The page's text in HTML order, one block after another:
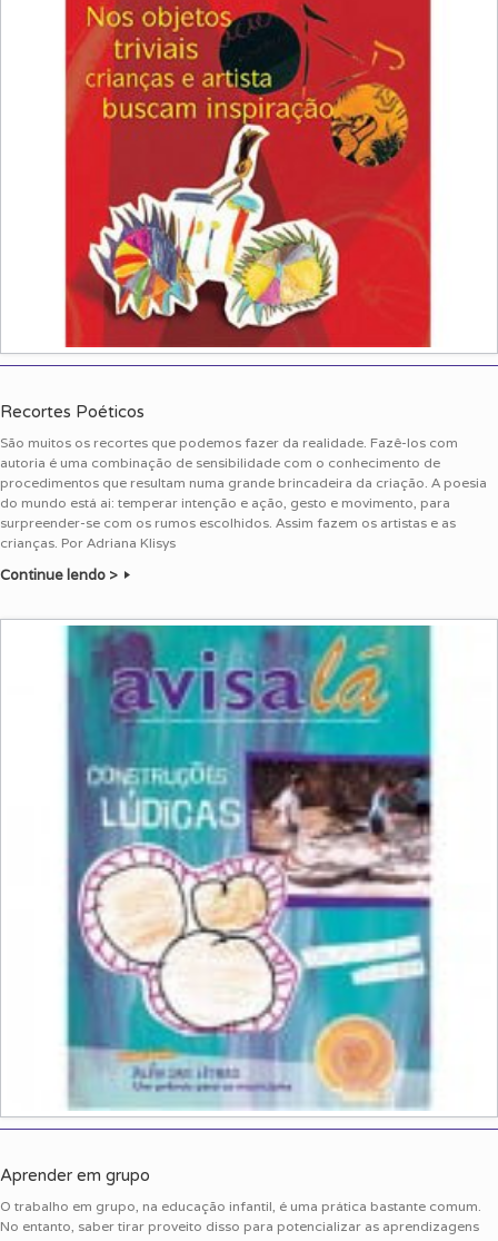
Recortes Poéticos
São muitos os recortes que podemos fazer da realidade. Fazê-los com
autoria é uma combinação de sensibilidade com o conhecimento de
procedimentos que resultam numa grande brincadeira da criação. A poesia
do mundo está ai: temperar intenção e ação, gesto e movimento, para
surpreender-se com os rumos escolhidos. Assim fazem os artistas e as
crianças. Por Adriana Klisys
Continue lendo >
Aprender em grupo
O trabalho em grupo, na educação infantil, é uma prática bastante comum.
No entanto, saber tirar proveito disso para potencializar as aprendizagens